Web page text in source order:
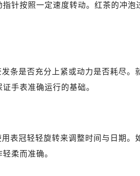
针按照一定速度转动。红茶的冲泡
条是否充分上紧或动力是否耗尽。
手表准确运行的基础。
表冠轻轻旋转来调整时间与日期。
柔而准确。